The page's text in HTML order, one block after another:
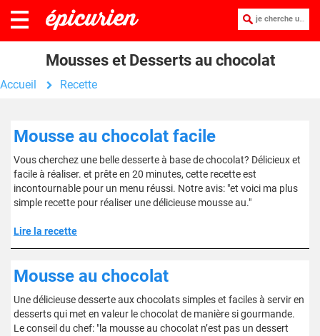
je cherche une recette :
Mousses et Desserts au chocolat
Accueil Recette
Mousse au chocolat facile
Vous cherchez une belle desserte à base de chocolat? Délicieux et
facile à réaliser. et prête en 20 minutes, cette recette est
incontournable pour un menu réussi. Notre avis: "et voici ma plus
simple recette pour réaliser une délicieuse mousse au."
Lire la recette
Mousse au chocolat
Une délicieuse desserte aux chocolats simples et faciles à servir en
desserts qui met en valeur le chocolat de manière si gourmande.
Le conseil du chef: "la mousse au chocolat n’est pas un dessert